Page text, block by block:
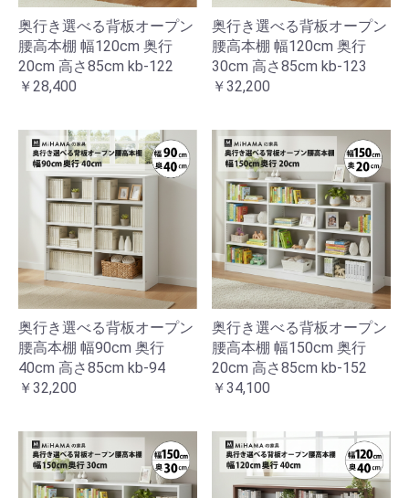
奥行き選べる背板オープン
腰高本棚 幅120cm 奥行
20cm 高さ85cm kb-122
￥28,400
奥行き選べる背板オープン
腰高本棚 幅120cm 奥行
30cm 高さ85cm kb-123
￥32,200
奥行き選べる背板オープン
腰高本棚 幅90cm 奥行
40cm 高さ85cm kb-94
￥32,200
奥行き選べる背板オープン
腰高本棚 幅150cm 奥行
20cm 高さ85cm kb-152
￥34,100